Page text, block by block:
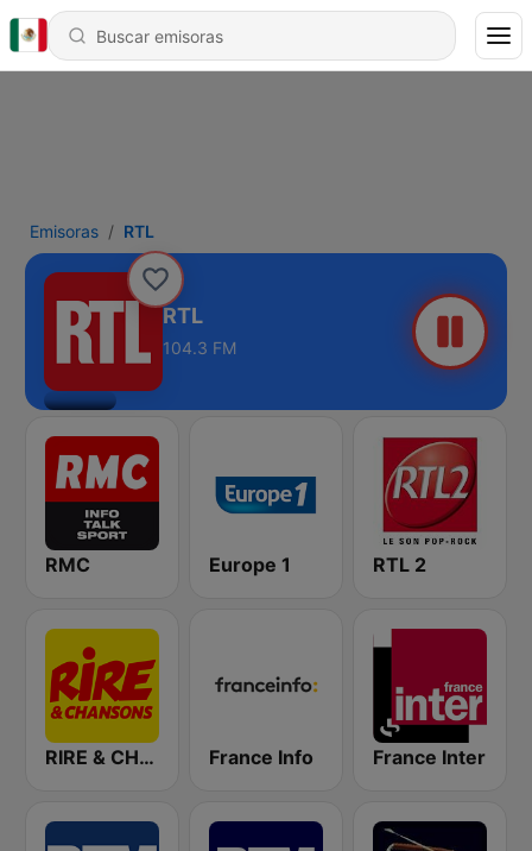
Emisoras RTL
RTL
104.3 FM
RMC Europe 1 RTL 2
RIRE & CHANSONS France Info France Inter